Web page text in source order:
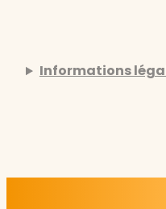
Informations